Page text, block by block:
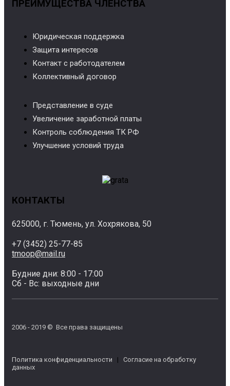
ПРЕИМУЩЕСТВА ЧЛЕНСТВА
Юридическая поддержка
Защита интересов
Контакт с работодателем
Коллективный договор
Представление в суде
Увеличение заработной платы
Контроль соблюдения ТК РФ
Улучшение условий труда
КОНТАКТЫ
625000, г. Тюмень, ул. Хохрякова, 50
+7 (3452) 25-77-85
tmoop@mail.ru
Будние дни: 8:00 - 17:00
Сб - Вс: выходные дни
2006 - 2019 © Все права защищены
Политика конфиденциальности | Согласие на обработку
данных